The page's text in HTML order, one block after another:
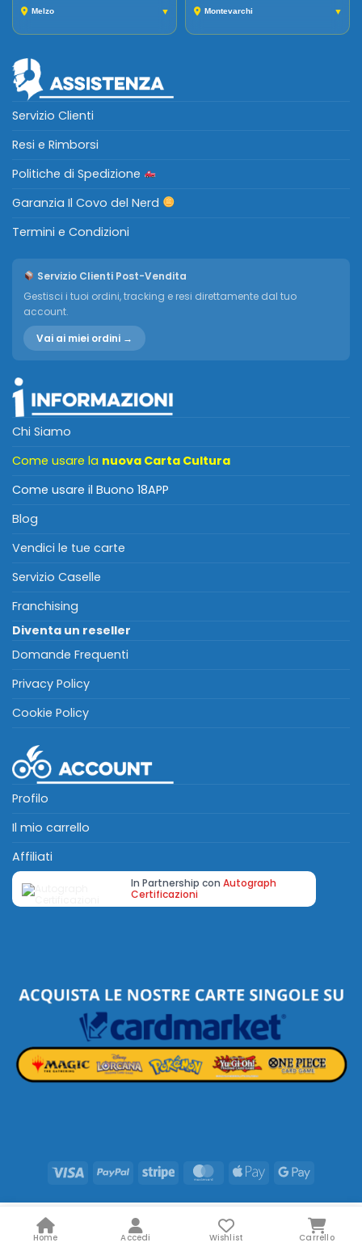
Melzo ▼ Montevarchi ▼
Servizio Clienti
Resi e Rimborsi
Politiche di Spedizione
Garanzia Il Covo del Nerd
Termini e Condizioni
Servizio Clienti Post-Vendita
Gestisci i tuoi ordini, tracking e resi direttamente dal tuo
account.
Vai ai miei ordini →
Chi Siamo
Come usare la nuova Carta Cultura
Come usare il Buono 18APP
Blog
Vendici le tue carte
Servizio Caselle
Franchising
Diventa un reseller
Domande Frequenti
Privacy Policy
Cookie Policy
Profilo
Il mio carrello
Affiliati
In Partnership con Autograph
Certificazioni
Visa PayPal Stripe MasterCard
Apple
Google
Home Accedi Wishlist Carrello